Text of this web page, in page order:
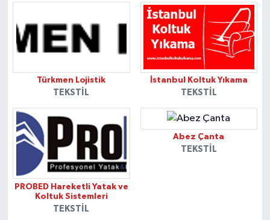
Türkmen Lojistik
TEKSTIL
İstanbul Koltuk Yıkama
TEKSTIL
PROBED Hareketli Yatak ve
Koltuk Sistemleri
TEKSTIL
Abez Çanta
TEKSTIL